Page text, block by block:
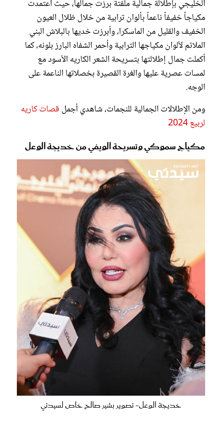
الخليجي بإطلالة جمالية ملفتة برزت جمالها، حيث اعتمدت
مكياجاً خفيفاً ناعماً بألوان ترابية من خلال ظلال العيون
الخفيف والقليل من الماسكرا، وأبرزت خديها بالبلاش البني
الملائم لألوان مكياجها الترابية وأحمر الشفاه البارز بلونه، كما
أكملت جمال إطلالتها بتسريحة الشعر الكاريه الأسود مع
لمسات عصرية عليها والغرة القصيرة بخصلاتها الناعمة على
الوجه.
ومن الإطلالات الجمالية للنجمات، شاهدي أجمل قصات كاريه
لربيع 2024
مكياج سموكي وتسريحة الويفي من خديجة الوعل
خديجة الوعل- تصوير بشير صالح خاص لسيدتي